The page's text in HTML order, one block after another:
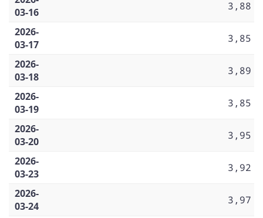
03-16
3,88
2026-
03-17
3,85
2026-
03-18
3,89
2026-
03-19
3,85
2026-
03-20
3,95
2026-
03-23
3,92
2026-
03-24
3,97